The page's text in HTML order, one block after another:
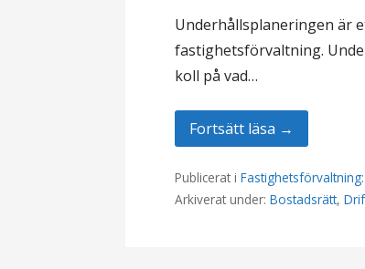
Underhållsplaneringen är
fastighetsförvaltning.
koll på vad…
Fortsätt läsa →
Publicerat iFastighetsförvaltning:
Arkiverat under:Bostadsrätt,